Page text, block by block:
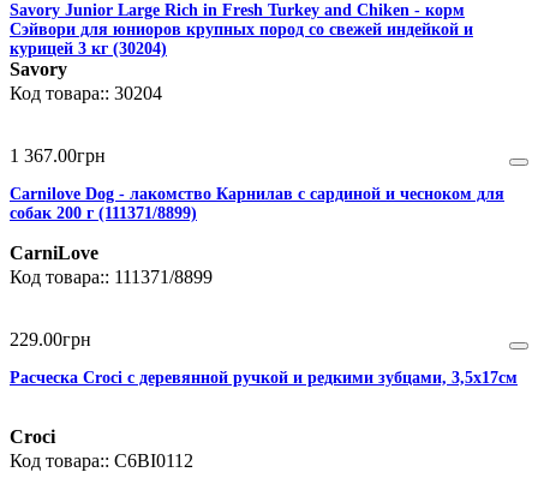
Savory Junior Large Rich in Fresh Turkey and Chiken - корм
Сэйвори для юниоров крупных пород со свежей индейкой и
курицей 3 кг (30204)
Savory
30204
1 367.00грн
Carnilove Dog - лакомство Карнилав с сардиной и чесноком для
собак 200 г (111371/8899)
CarniLove
111371/8899
229.00грн
Расческа Croci с деревянной ручкой и редкими зубцами, 3,5х17см
Croci
C6BI0112